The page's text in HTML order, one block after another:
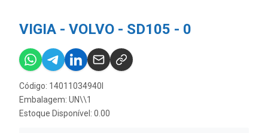
VIGIA - VOLVO - SD105 - 0
Código: 14011034940I
Embalagem: UN\\1
Estoque Disponível: 0.00